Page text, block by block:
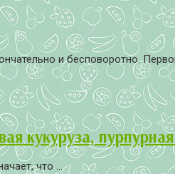
и бесповоротно.
кукуруза,
что ...